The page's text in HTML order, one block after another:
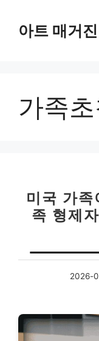
아트 매거진
가족
미국 가
족 형제
2026-